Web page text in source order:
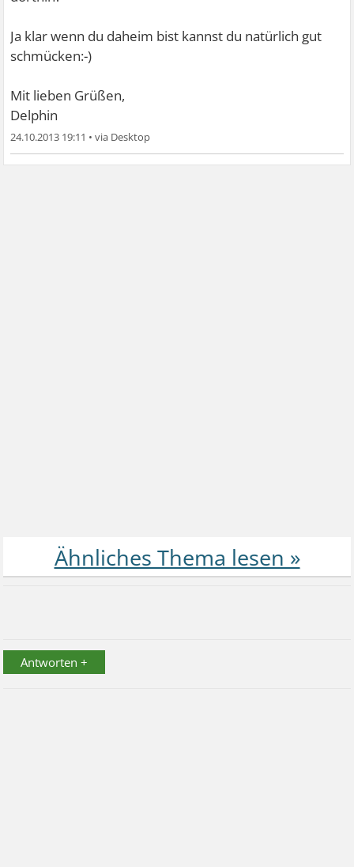
Ja klar wenn du daheim bist kannst du natürlich gut
schmücken:-)
Mit lieben Grüßen,
Delphin
24.10.2013 19:11 •
Antworten +